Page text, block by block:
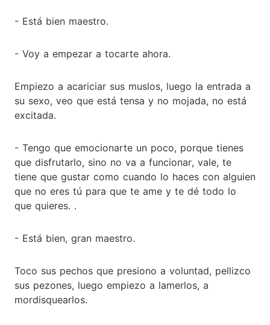
- Está bien maestro.
- Voy a empezar a tocarte ahora.
Empiezo a acariciar sus muslos, luego la entrada a
su sexo, veo que está tensa y no mojada, no está
excitada.
- Tengo que emocionarte un poco, porque tienes
que disfrutarlo, sino no va a funcionar, vale, te
tiene que gustar como cuando lo haces con alguien
que no eres tú para que te ame y te dé todo lo
que quieres. .
- Está bien, gran maestro.
Toco sus pechos que presiono a voluntad, pellizco
sus pezones, luego empiezo a lamerlos, a
mordisquearlos.